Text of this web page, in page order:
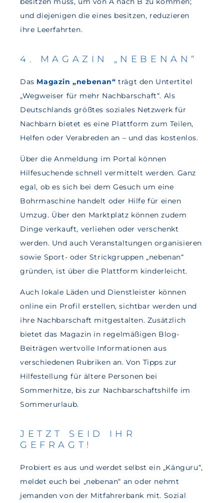
und diejenigen die eines besitzen, reduzieren
ihre Leerfahrten.
4. MAGAZIN „NEBENAN“
Das Magazin „nebenan“ trägt den Untertitel
„Wegweiser für mehr Nachbarschaft“. Als
Deutschlands größtes soziales Netzwerk für
Nachbarn bietet es eine Plattform zum Teilen,
Helfen oder Verabreden an – und das kostenlos.
Über die Anmeldung im Portal können
Hilfesuchende schnell vermittelt werden. Ganz
egal, ob es sich bei dem Gesuch um eine
Bohrmaschine handelt oder Hilfe für einen
Umzug. Über den Marktplatz können zudem
Dinge verkauft, verliehen oder verschenkt
werden. Und auch Veranstaltungen organisieren
sowie Sport- oder Strickgruppen „nebenan“
gründen, ist über die Plattform kinderleicht.
Auch lokale Läden und Dienstleister können
online ein Profil erstellen, sichtbar werden und
ihre Nachbarschaft mitgestalten. Zusätzlich
bietet das Magazin in regelmäßigen Blog-
Beiträgen wertvolle Informationen aus
verschiedenen Rubriken an. Von Tipps zur
Hilfestellung für ältere Personen bei
Sommerhitze, bis zur Nachbarschaftshilfe im
Sommerurlaub.
JETZT SEID IHR
GEFRAGT!
Probiert es aus und werdet selbst ein „Känguru“,
meldet euch bei „nebenan“ an oder nehmt
jemanden von der Mitfahrerbank mit. Sozial